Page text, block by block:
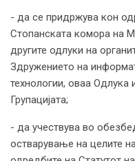
- да се придржува кон
Стопанската комора на
другите одлуки на
Здружението на
технологии, оваа Одлука
Групацијата;
- да учествува во
остварување на целите